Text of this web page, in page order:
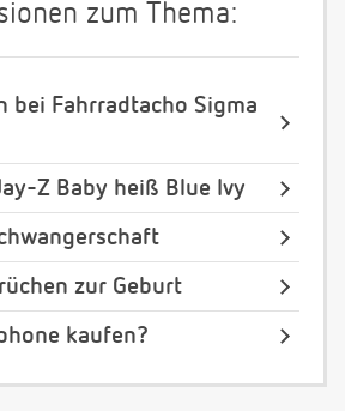
zum Thema:
bei Fahrradtacho Sigma
Z Baby heiß Blue Ivy
zur Geburt
kaufen?